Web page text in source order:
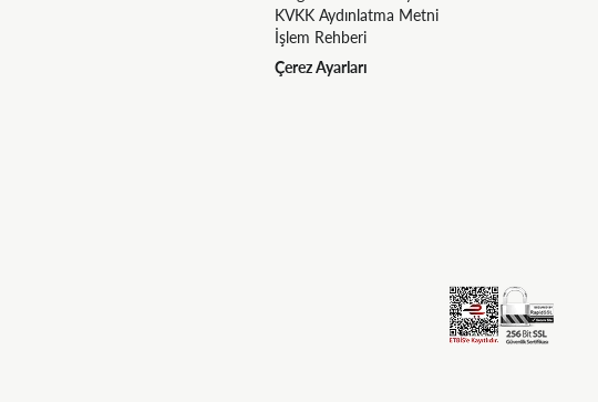
KVKK Aydınlatma Metni
İşlem Rehberi
Çerez Ayarları